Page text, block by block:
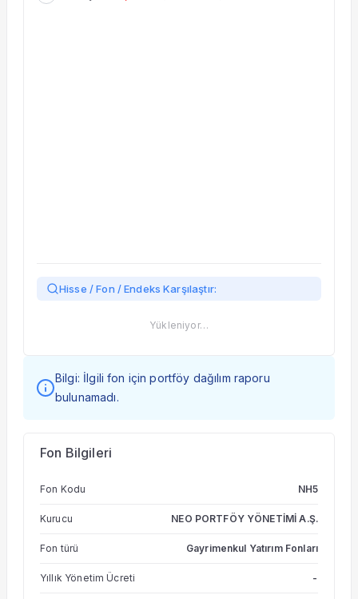
Hisse / Fon / Endeks Karşılaştır:
Yükleniyor…
Bilgi: İlgili fon için portföy dağılım raporu
bulunamadı.
Fon Bilgileri
Fon Kodu NH5
Kurucu NEO PORTFÖY YÖNETİMİ A.Ş.
Fon türü Gayrimenkul Yatırım Fonları
Yıllık Yönetim Ücreti -